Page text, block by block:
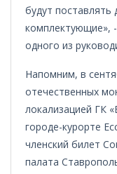
будут поставлять
комплектующие»,
одного из
Напомним, в
отечественных
локализацией ГК
городе-курорте
членский билет
палата